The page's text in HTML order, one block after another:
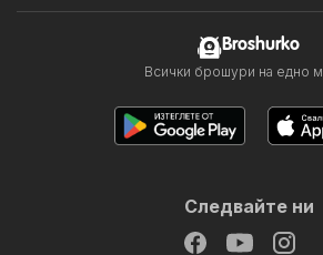
Broshurko
Всички брошури на едно
Следвайте ни